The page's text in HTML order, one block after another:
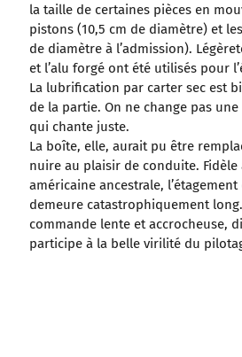
la taille de certaines pièces en
pistons (10,5 cm de diamètre) et
de diamètre à l’admission).
et l’alu forgé ont été utilisés pour
La lubrification par carter sec est
de la partie. On ne change pas
qui chante juste.
La boîte, elle, aurait pu être
nuire au plaisir de conduite.
américaine ancestrale,
demeure catastrophiquement
commande lente et accrocheuse,
participe à la belle virilité du